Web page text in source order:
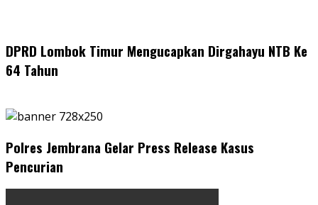
DPRD Lombok Timur Mengucapkan Dirgahayu NTB Ke
64 Tahun
Polres Jembrana Gelar Press Release Kasus
Pencurian